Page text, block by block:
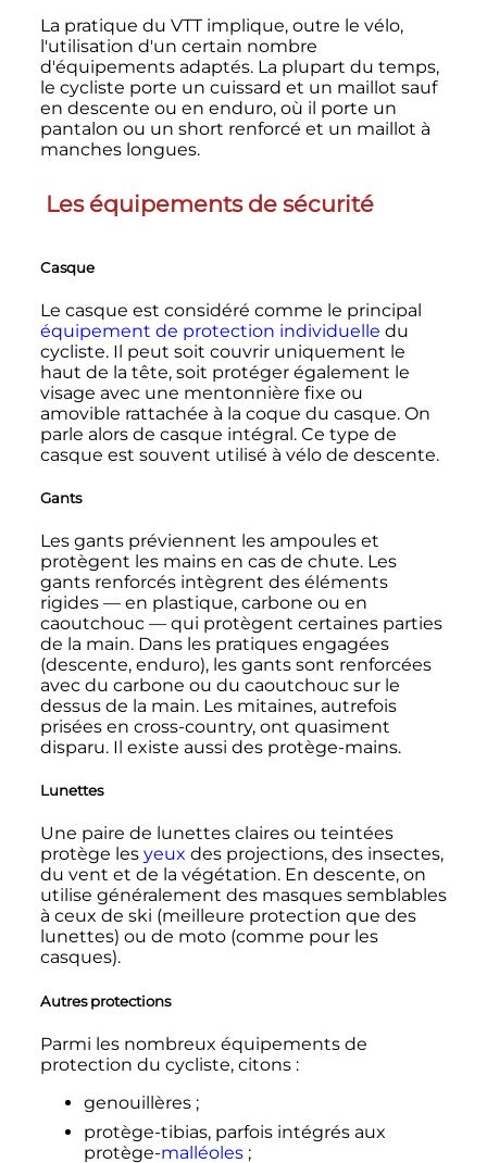
La pratique du VTT implique, outre le vélo,
l'utilisation d'un certain nombre
d'équipements adaptés. La plupart du temps,
le cycliste porte un cuissard et un maillot sauf
en descente ou en enduro, où il porte un
pantalon ou un short renforcé et un maillot à
manches longues.
Les équipements de sécurité
Casque
Le casque est considéré comme le principal
équipement de protection individuelle du
cycliste. Il peut soit couvrir uniquement le
haut de la tête, soit protéger également le
visage avec une mentonnière fixe ou
amovible rattachée à la coque du casque. On
parle alors de casque intégral. Ce type de
casque est souvent utilisé à vélo de descente.
Gants
Les gants préviennent les ampoules et
protègent les mains en cas de chute. Les
gants renforcés intègrent des éléments
rigides — en plastique, carbone ou en
caoutchouc —qui protègent certaines parties
de la main. Dans les pratiques engagées
(descente, enduro), les gants sont renforcées
avec du carbone ou du caoutchouc sur le
dessus de la main. Les mitaines, autrefois
prisées en cross-country, ont quasiment
disparu. Il existe aussi des protège-mains.
Lunettes
Une paire de lunettes claires ou teintées
protège les yeux des projections, des insectes,
du vent et de la végétation. En descente, on
utilise généralement des masques semblables
à ceux de ski (meilleure protection que des
lunettes) ou de moto (comme pour les
casques).
Autres protections
Parmi les nombreux équipements de
protection du cycliste, citons :
genouillères ;
protège-tibias, parfois intégrés aux
protège-malléoles ;